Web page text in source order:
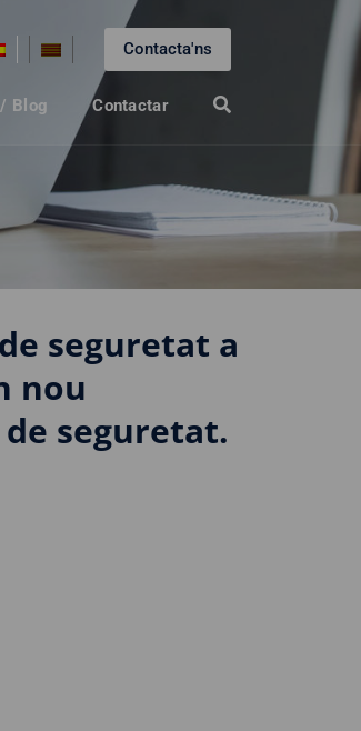
Contacta'ns
Blog Contactar
seguretat a
nou
seguretat.